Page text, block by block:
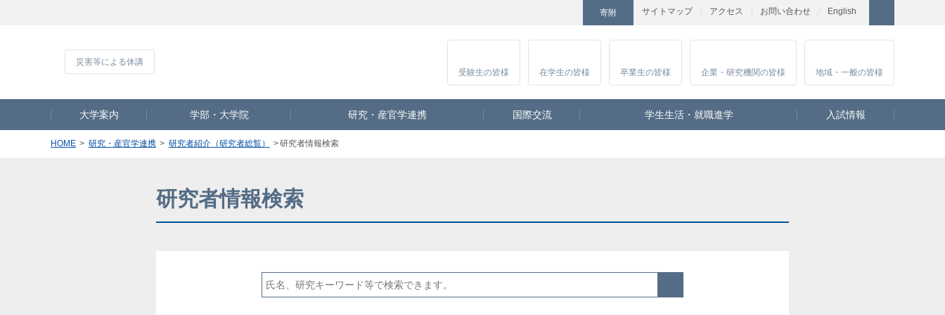
サイトマップ アクセス お問い合わせ
寄附 English
Instagram
受験生の皆様 在学生の皆様 卒業生の皆様 企業・研究機関の皆様 地域・一般の皆様
大学案内 学部・大学院 研究・産官学連携 国際交流 学生生活・就職進学 入試情報
HOME 研究・産官学連携 研究者紹介（研究者総覧） 研究者情報検索
研究者情報検索